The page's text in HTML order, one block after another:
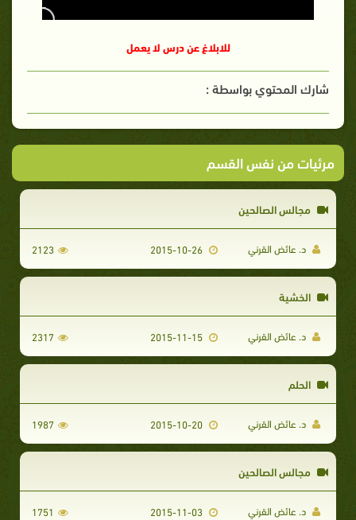
للابلاغ عن درس لا يعمل
شارك المحتوي بواسطة :
مرئيات من نفس القسم
مجالس الصالحين
د. عائض القرني 2123
الخشية
د. عائض القرني 2317
الحلم
د. عائض القرني 1987
مجالس الصالحين
د. عائض القرني 1751